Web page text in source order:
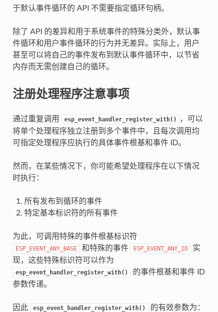
于默认事件循环的 API 不需要指定循环句柄。
除了 API 的差异和用于系统事件的特殊分类外，默认事
件循环和用户事件循环的行为并无差异。实际上，用户
甚至可以将自己的事件发布到默认事件循环中，以节省
内存而无需创建自己的循环。
注册处理程序注意事项
通过重复调用 esp_event_handler_register_with()
，可以
将单个处理程序独立注册到多个事件中，且每次调用均
可指定处理程序应执行的具体事件根基和事件 ID。
然而，在某些情况下，你可能希望处理程序在以下情况
时执行：
所有发布到循环的事件
特定基本标识符的所有事件
为此，可调用特殊的事件根基标识符
ESP_EVENT_ANY_BASE 和特殊的事件 ESP_EVENT_ANY_ID
实
现，这些特殊标识符可以作为
esp_event_handler_register_with()
的事件根基和事件 ID
参数传递。
因此 esp_event_handler_register_with() 的有效参数为：